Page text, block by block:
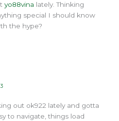
yo88vina lately. Thinking
special I should know
the hype?
out ok922 lately and gotta
to navigate, things load